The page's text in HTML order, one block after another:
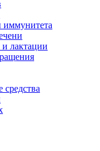
иммунитета
лактации